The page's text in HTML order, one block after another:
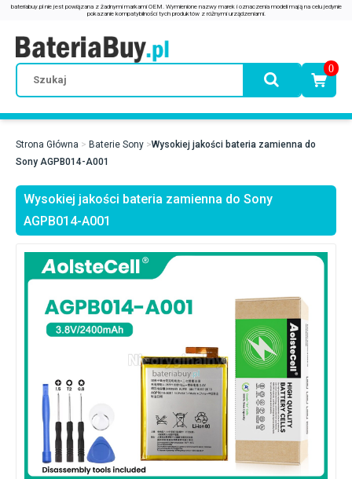
0
Strona Główna Baterie Sony
Wysokiej jakości bateria zamienna do
Sony AGPB014-A001
Wysokiej jakości bateria zamienna do Sony
AGPB014-A001